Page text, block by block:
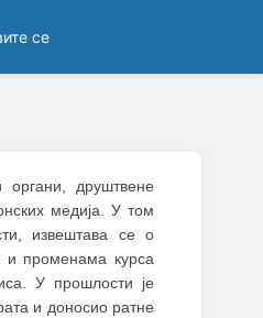
се
органи, друштвене
медија. У том
извештава се о
и променама курса
У прошлости је
и доносио ратне